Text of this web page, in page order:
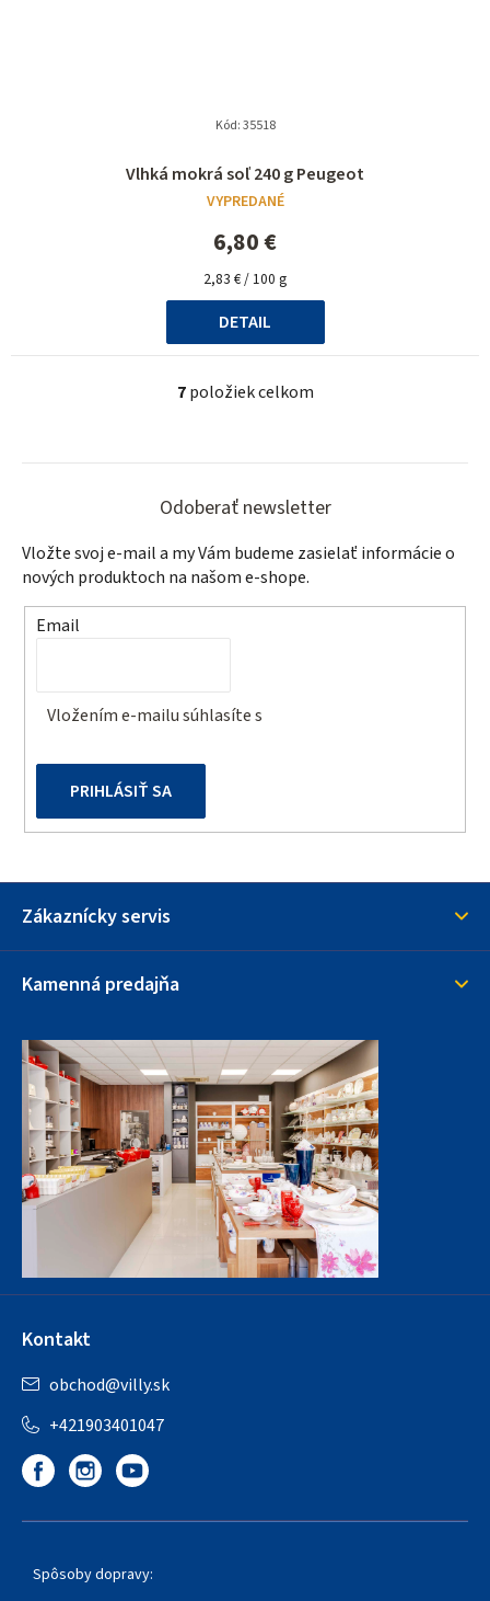
Vlhká mokrá soľ 240 g Peugeot
VYPREDANÉ
6,80 €
Jednotková
cena:
2,83 € / 100 g
DETAIL
Kód:35518
O
l
d
c
i
e
k
p
s
7položiek celkom
Odoberať newsletter
Vložte svoj e-mail a my Vám budeme zasielať informácie o
nových produktoch na našom e-shope.
Email
Vložením e-mailu súhlasíte s
PRIHLÁSIŤ SA
Zákaznícky servis
Kamenná predajňa
Kontakt
obchod@villy.sk
+421903401047
Spôsoby dopravy: